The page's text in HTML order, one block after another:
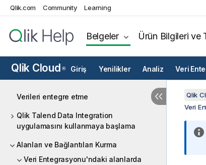
Qlik.com Community Learning
Belgeler Ürün Bilgileri ve
Qlik Cloud ® Giriş Yenilikler Analiz Veri
Verileri entegre etme
Qlik Talend Data Integration
uygulamasını kullanmaya başlama
Alanları ve Bağlantıları Kurma
Veri Entegrasyonu'ndaki alanlarda
Qlik
Veri